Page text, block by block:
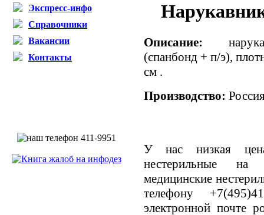
Экспресс-инфо
Справочники
Вакансии
Контакты
Описание:
(спанбонд + п/э),
см .
Производство:
У нас низкая
нестерильные на
медицинские
телефону
электронной почте